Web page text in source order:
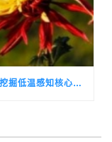
空间转录组、基因编辑、DAP-SEQ 等技术挖掘低温感知核心调控基因，破解观赏菊季节性生长转换的关键机制